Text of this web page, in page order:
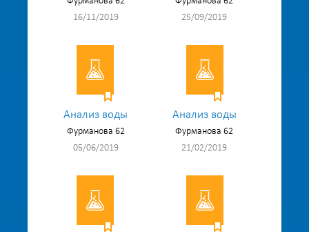
16/11/2019
25/09/2019
Анализ воды
Фурманова 62
05/06/2019
Анализ воды
Фурманова 62
21/02/2019